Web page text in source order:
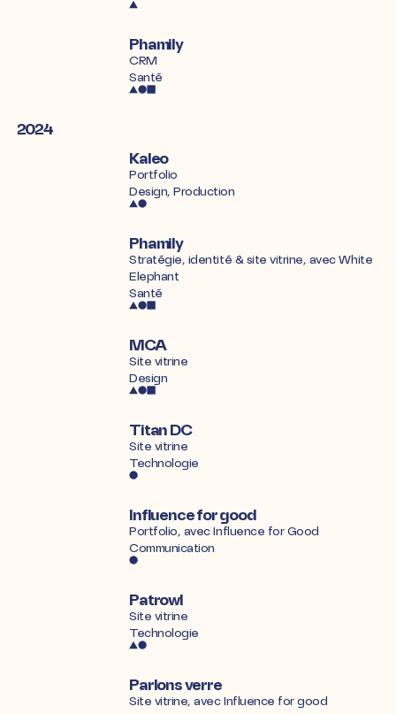
Phamily
CRM
Santé
2024
Kaleo
Portfolio
Design, Production
Phamily
Stratégie, identité & site vitrine, avecWhite
Elephant
Santé
MCA
Site vitrine
Design
Titan DC
Site vitrine
Technologie
Influence for good
Portfolio, avecInfluence for Good
Communication
Patrowl
Site vitrine
Technologie
Parlons verre
Site vitrine, avecInfluence for good